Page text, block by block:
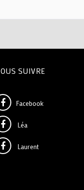
NOUS SUIVRE
Facebook
Léa
Laurent